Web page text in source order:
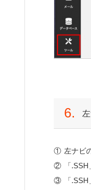
6.
左ナビ
「
「